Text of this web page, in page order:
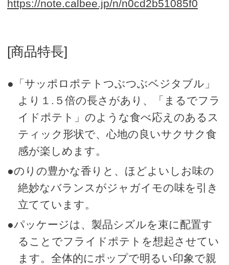
https://note.calbee.jp/n/n0cd2b51085f0
[商品特長]
●「サッポロポテトつぶつぶベジタブル」
より１.５倍の長さがあり、「まるでフラ
イドポテト」のような食べ応えのあるス
ティック形状で、心地の良いサクサク食
感が楽しめます。
●のりの豊かな香りと、ほどよいしお味の
絶妙なバランスがジャガイモの味を引き
立てています。
●パッケージは、製品シズルを束に配置す
ることでフライドポテトを想起させてい
ます。全体的にポップで明るい印象で親